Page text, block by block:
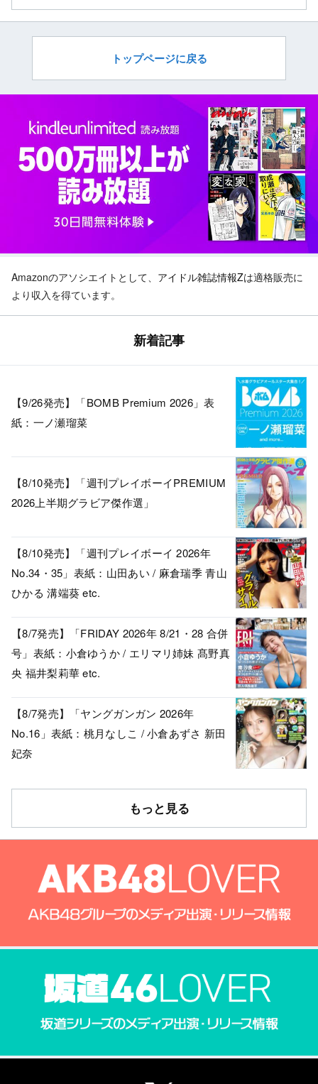
トップページに戻る
Amazonのアソシエイトとして、 アイドル雑誌情報Zは適格販売に
より収入を得ています。
新着記事
【9/26発売】「BOMB Premium 2026」表
紙：一ノ瀬瑠菜
【8/10発売】「週刊プレイボーイPREMIUM
2026上半期グラビア傑作選」
【8/10発売】「週刊プレイボーイ 2026年
No.34・35」表紙：山田あい / 麻倉瑞季 青山
ひかる 溝端葵 etc.
【8/7発売】「FRIDAY 2026年 8/21・28 合併
号」表紙：小倉ゆうか / エリマリ姉妹 髙野真
央 福井梨莉華 etc.
【8/7発売】「ヤングガンガン 2026年
No.16」表紙：桃月なしこ / 小倉あずさ 新田
妃奈
もっと見る